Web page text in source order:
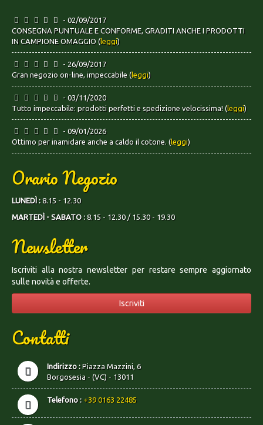
- 02/09/2017
CONSEGNA PUNTUALE E CONFORME, GRADITI ANCHE I PRODOTTI
IN CAMPIONE OMAGGIO (leggi)
- 26/09/2017
Gran negozio on-line, impeccabile (leggi)
- 03/11/2020
Tutto impeccabile: prodotti perfetti e spedizione velocissima! (leggi)
- 09/01/2026
Ottimo per inamidare anche a caldo il cotone. (leggi)
Orario Negozio
LUNEDÌ :8.15 - 12.30
MARTEDÌ - SABATO :8.15 - 12.30 / 15.30 - 19.30
Newsletter
Iscriviti alla nostra newsletter per restare sempre aggiornato
sulle novità e offerte.
Iscriviti
Contatti
Indirizzo :Piazza Mazzini, 6
Borgosesia - (VC) - 13011
Telefono : +39 0163 22485